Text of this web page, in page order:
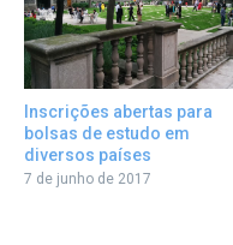
Inscrições abertas para
bolsas de estudo em
diversos países
7 de junho de 2017